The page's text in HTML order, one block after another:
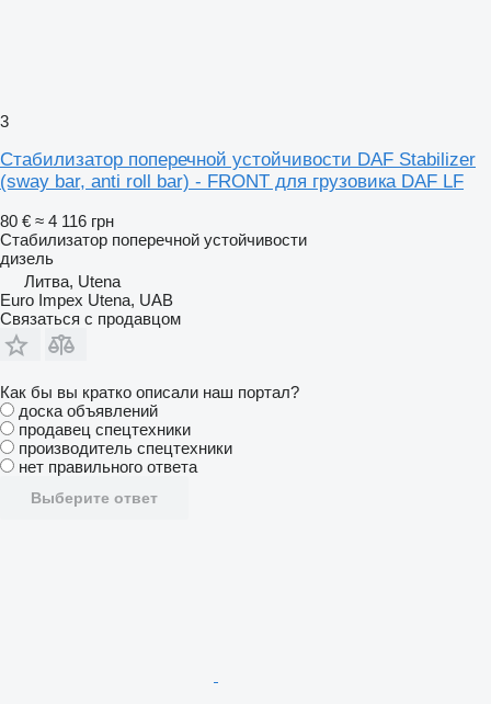
3
Стабилизатор поперечной устойчивости DAF Stabilizer
(sway bar, anti roll bar) - FRONT для грузовика DAF LF
80 € ≈ 4 116 грн
Стабилизатор поперечной устойчивости
дизель
Литва, Utena
Euro Impex Utena, UAB
Связаться с продавцом
Как бы вы кратко описали наш портал?
доска объявлений
продавец спецтехники
производитель спецтехники
нет правильного ответа
Выберите ответ